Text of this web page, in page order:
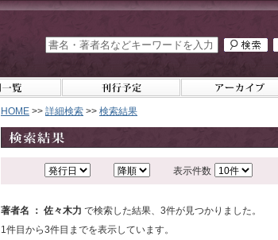
HOME >> 詳細検索 >> 検索結果
表示件数
著者名 ： 佐々木力 で検索した結果、3件が見つかりました。
1件目から3件目までを表示しています。